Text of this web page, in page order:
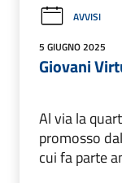
AVVISI
5 GIUGNO 2025
Giovani
Al via la
promosso
cui fa parte